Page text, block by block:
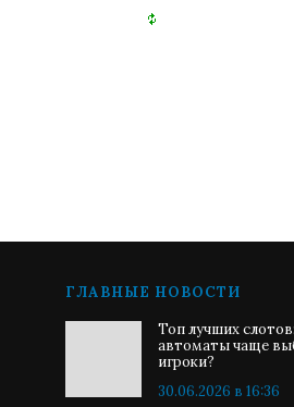
ГЛАВНЫЕ НОВОСТИ
Топ лучших
автоматы чаще
игроки?
30.06.2026 в 16:36